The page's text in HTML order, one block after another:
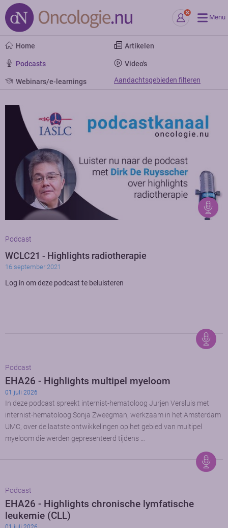
Menu
Home Artikelen
Podcasts Video's
Webinars/e-learnings Aandachtsgebieden filteren
Podcast
WCLC21 - Highlights radiotherapie
16 september 2021
Log in om deze podcast te beluisteren
Podcast
EHA26 - Highlights multipel myeloom
01 juli 2026
In deze podcast spreekt internist-hematoloog Jurjen Versluis met
internist-hematoloog Sonja Zweegman, werkzaam in het Amsterdam
UMC, over de laatste ontwikkelingen op het gebied van multipel
myeloom die werden gepresenteerd tijdens …
Podcast
EHA26 - Highlights chronische lymfatische
leukemie (CLL)